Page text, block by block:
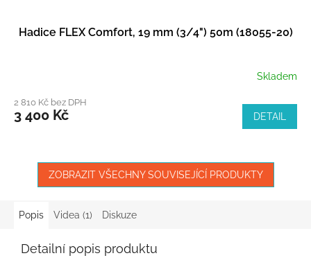
Hadice FLEX Comfort, 19 mm (3/4") 50m (18055-20)
Skladem
2 810 Kč bez DPH
3 400 Kč DETAIL
ZOBRAZIT VŠECHNY SOUVISEJÍCÍ PRODUKTY
Popis Videa (1) Diskuze
Detailní popis produktu